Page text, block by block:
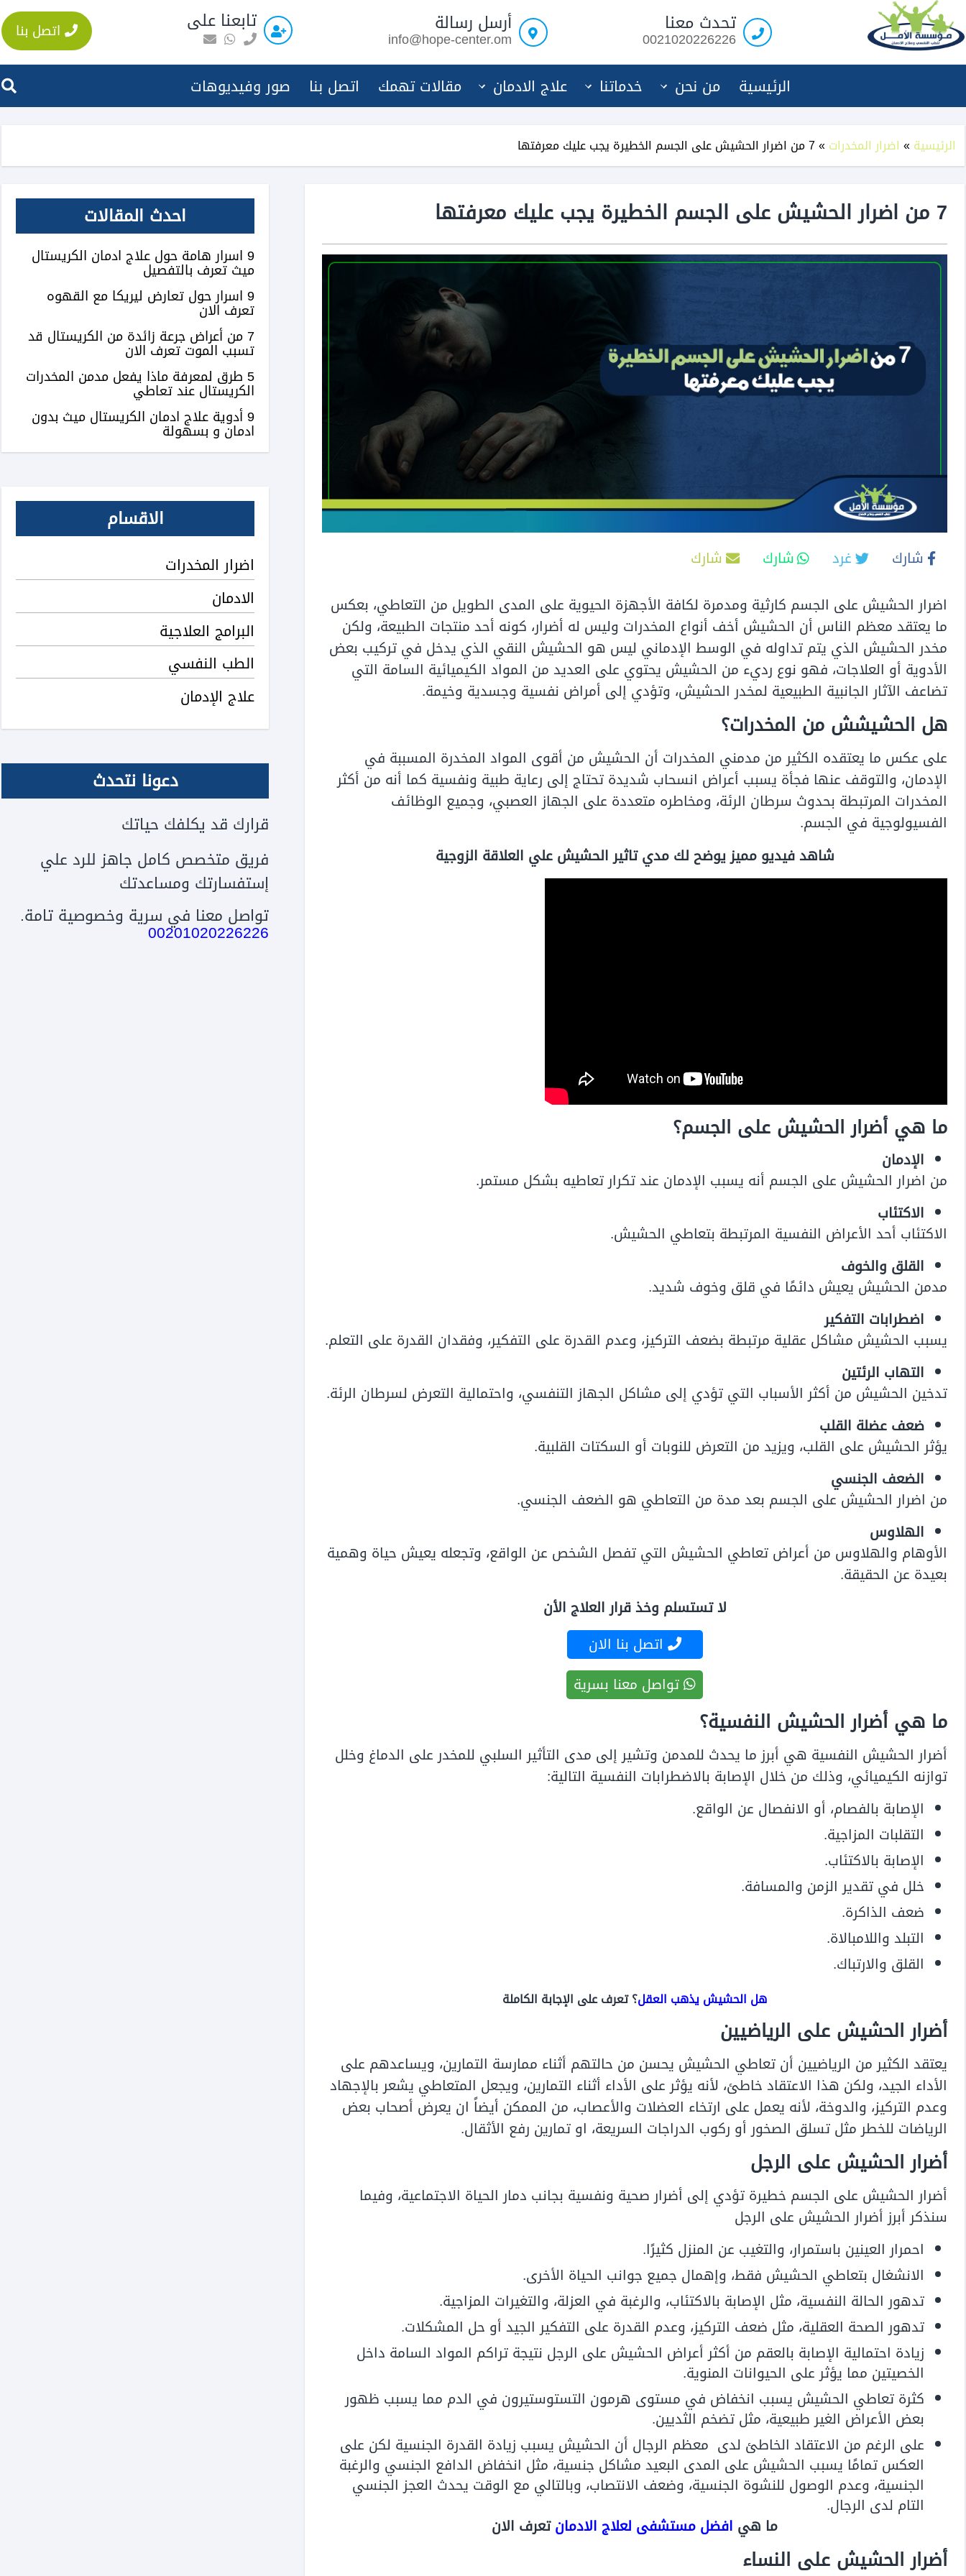
لعلاج
الادمان
تحدث معنا
0021020226226
أرسل رسالة
info@hope-center.om
تابعنا على اتصل بنا
الرئيسية من نحن خدماتنا علاج الادمان مقالات تهمك اتصل بنا صور وفيديوهات
الرئيسية» اضرار المخدرات»7 من اضرار الحشيش على الجسم الخطيرة يجب عليك معرفتها
7 من اضرار الحشيش على الجسم الخطيرة يجب عليك معرفتها
شارك غرد شارك
شارك
اضرار الحشيش على الجسم كارثية ومدمرة لكافة الأجهزة الحيوية على المدى الطويل من التعاطي، بعكس
ما يعتقد معظم الناس أن الحشيش أخف أنواع المخدرات وليس له أضرار، كونه أحد منتجات الطبيعة، ولكن
مخدر الحشيش الذي يتم تداوله في الوسط الإدماني ليس هو الحشيش النقي الذي يدخل في تركيب بعض
الأدوية أو العلاجات، فهو نوع رديء من الحشيش يحتوي على العديد من المواد الكيميائية السامة التي
تضاعف الآثار الجانبية الطبيعية لمخدر الحشيش، وتؤدي إلى أمراض نفسية وجسدية وخيمة.
هل الحشيشش من المخدرات؟
على عكس ما يعتقده الكثير من مدمني المخدرات أن الحشيش من أقوى المواد المخدرة المسببة في
الإدمان، والتوقف عنها فجأة يسبب أعراض انسحاب شديدة تحتاج إلى رعاية طبية ونفسية كما أنه من أكثر
المخدرات المرتبطة بحدوث سرطان الرئة، ومخاطره متعددة على الجهاز العصبي، وجميع الوظائف
الفسيولوجية في الجسم.
شاهد فيديو مميز يوضح لك مدي تاثير الحشيش علي العلاقة الزوجية
ما هي أضرار الحشيش على الجسم؟
الإدمان
من اضرار الحشيش على الجسم أنه يسبب الإدمان عند تكرار تعاطيه بشكل مستمر.
الاكتئاب
الاكتئاب أحد الأعراض النفسية المرتبطة بتعاطي الحشيش.
القلق والخوف
مدمن الحشيش يعيش دائمًا في قلق وخوف شديد.
اضطرابات التفكير
يسبب الحشيش مشاكل عقلية مرتبطة بضعف التركيز، وعدم القدرة على التفكير، وفقدان القدرة على التعلم.
التهاب الرئتين
تدخين الحشيش من أكثر الأسباب التي تؤدي إلى مشاكل الجهاز التنفسي، واحتمالية التعرض لسرطان الرئة.
ضعف عضلة القلب
يؤثر الحشيش على القلب، ويزيد من التعرض للنوبات أو السكتات القلبية.
الضعف الجنسي
من اضرار الحشيش على الجسم بعد مدة من التعاطي هو الضعف الجنسي.
الهلاوس
الأوهام والهلاوس من أعراض تعاطي الحشيش التي تفصل الشخص عن الواقع، وتجعله يعيش حياة وهمية
بعيدة عن الحقيقة.
لا تستسلم وخذ قرار العلاج الأن
اتصل بنا الان
تواصل معنا بسرية
ما هي أضرار الحشيش النفسية؟
أضرار الحشيش النفسية هي أبرز ما يحدث للمدمن وتشير إلى مدى التأثير السلبي للمخدر على الدماغ وخلل
توازنه الكيميائي، وذلك من خلال الإصابة بالاضطرابات النفسية التالية:
الإصابة بالفصام، أو الانفصال عن الواقع.
التقلبات المزاجية.
الإصابة بالاكتئاب.
خلل في تقدير الزمن والمسافة.
ضعف الذاكرة.
التبلد واللامبالاة.
القلق والارتباك.
هل الحشيش يذهب العقل؟ تعرف على الإجابة الكاملة
أضرار الحشيش على الرياضيين
يعتقد الكثير من الرياضيين أن تعاطي الحشيش يحسن من حالتهم أثناء ممارسة التمارين، ويساعدهم على
الأداء الجيد، ولكن هذا الاعتقاد خاطئ، لأنه يؤثر على الأداء أثناء التمارين، ويجعل المتعاطي يشعر بالإجهاد
وعدم التركيز، والدوخة، لأنه يعمل على ارتخاء العضلات والأعصاب، من الممكن أيضاً ان يعرض أصحاب بعض
الرياضات للخطر مثل تسلق الصخور أو ركوب الدراجات السريعة، او تمارين رفع الأثقال.
أضرار الحشيش على الرجل
أضرار الحشيش على الجسم خطيرة تؤدي إلى أضرار صحية ونفسية بجانب دمار الحياة الاجتماعية، وفيما
سنذكر أبرز أضرار الحشيش على الرجل
احمرار العينين باستمرار، والتغيب عن المنزل كثيرًا.
الانشغال بتعاطي الحشيش فقط، وإهمال جميع جوانب الحياة الأخرى.
تدهور الحالة النفسية، مثل الإصابة بالاكتئاب، والرغبة في العزلة، والتغيرات المزاجية.
تدهور الصحة العقلية، مثل ضعف التركيز، وعدم القدرة على التفكير الجيد أو حل المشكلات.
زيادة احتمالية الإصابة بالعقم من أكثر أعراض الحشيش على الرجل نتيجة تراكم المواد السامة داخل
الخصيتين مما يؤثر على الحيوانات المنوية.
كثرة تعاطي الحشيش يسبب انخفاض في مستوى هرمون التستوستيرون في الدم مما يسبب ظهور
بعض الأعراض الغير طبيعية، مثل تضخم الثديين.
على الرغم من الاعتقاد الخاطئ لدى معظم الرجال أن الحشيش يسبب زيادة القدرة الجنسية لكن على
العكس تمامًا يسبب الحشيش على المدى البعيد مشاكل جنسية، مثل انخفاض الدافع الجنسي والرغبة
الجنسية، وعدم الوصول للنشوة الجنسية، وضعف الانتصاب، وبالتالي مع الوقت يحدث العجز الجنسي
التام لدى الرجال.
ما هي افضل مستشفى لعلاج الادمانتعرف الان
أضرار الحشيش على النساء
احدث المقالات
9 اسرار هامة حول علاج ادمان الكريستال
ميث تعرف بالتفصيل
9 اسرار حول تعارض ليريكا مع القهوه
تعرف الان
7 من أعراض جرعة زائدة من الكريستال قد
تسبب الموت تعرف الان
5 طرق لمعرفة ماذا يفعل مدمن المخدرات
الكريستال عند تعاطي
9 أدوية علاج ادمان الكريستال ميث بدون
ادمان و بسهولة
الاقسام
اضرار المخدرات
الادمان
البرامج العلاجية
الطب النفسي
علاج الإدمان
دعونا نتحدث
قرارك قد يكلفك حياتك
فريق متخصص كامل جاهز للرد علي
إستفسارتك ومساعدتك
تواصل معنا في سرية وخصوصية تامة.
00201020226226